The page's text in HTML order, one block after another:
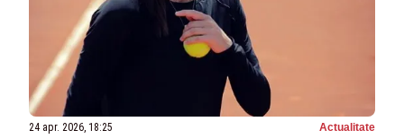
24 apr. 2026, 18:25 Actualitate